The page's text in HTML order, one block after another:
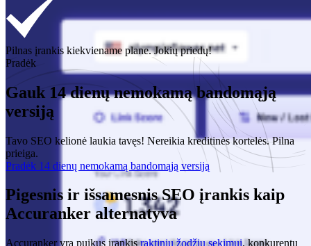
Pilnas įrankis kiekviename plane. Jokių priedų!
Pradėk
Gauk 14 dienų nemokamą bandomąją
versiją
Tavo SEO kelionė laukia tavęs! Nereikia kreditinės kortelės. Pilna
prieiga.
Pradėk 14 dienų nemokamą bandomąją versiją
Pigesnis ir išsamesnis SEO įrankis kaip
Accuranker alternatyva
Accuranker yra puikus įrankisraktinių žodžių sekimui, konkurentų